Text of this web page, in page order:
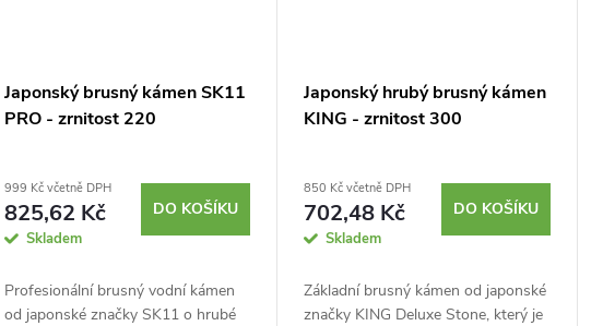
Japonský brusný kámen SK11
PRO - zrnitost 220
999 Kč včetně DPH
825,62 Kč
Skladem
DO KOŠÍKU
Profesionální brusný vodní kámen
od japonské značky SK11 o hrubé
Japonský hrubý brusný kámen
KING - zrnitost 300
850 Kč včetně DPH
702,48 Kč
Skladem
DO KOŠÍKU
Základní brusný kámen od japonské
značky KING Deluxe Stone, který je